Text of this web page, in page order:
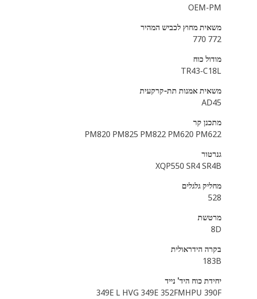
OEM-PM
משאית מחוץ לכביש המהיר
772 770
מודול כוח
TR43-C18L
משאית אמנות תת-קרקעית
AD45
מתכנן קר
PM820 PM825 PM822 PM620 PM622
גנרטור
XQP550 SR4 SR4B
מחליק גלגלים
528
מרטשת
8D
בקרה הידראולית
183B
יחידת כוח היד' נייד
349E L HVG 349E 352FMHPU 390F